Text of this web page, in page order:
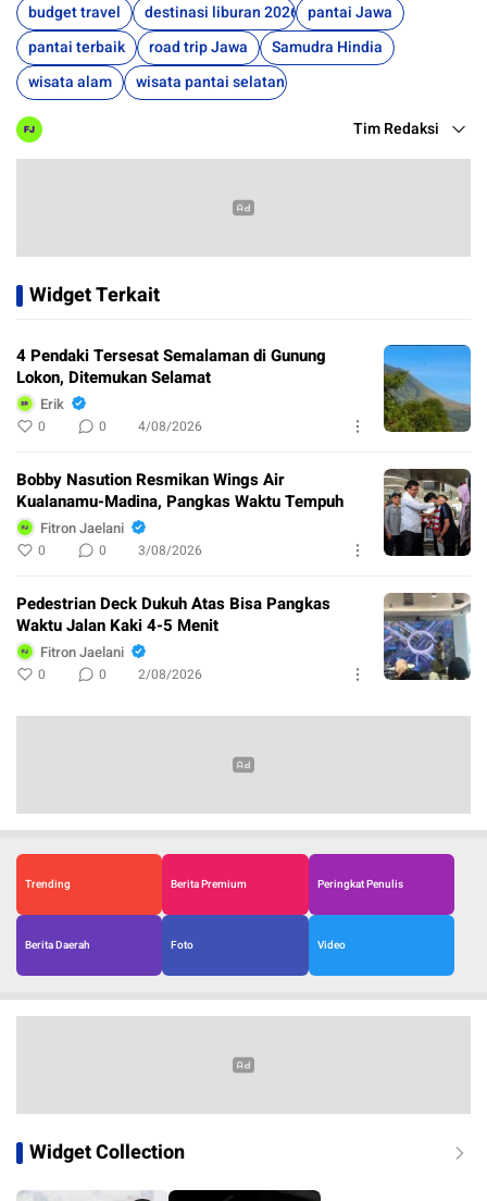
budget travel destinasi liburan 2026 pantai Jawa
pantai terbaik
road trip Jawa
Samudra Hindia
wisata alam
wisata pantai selatan
Tim Redaksi
Widget Terkait
4 Pendaki Tersesat Semalaman di Gunung
Lokon, Ditemukan Selamat
Erik
0 0 4/08/2026
Bobby Nasution Resmikan Wings Air
Kualanamu-Madina, Pangkas Waktu Tempuh
Fitron Jaelani
0 0 3/08/2026
Pedestrian Deck Dukuh Atas Bisa Pangkas
Waktu Jalan Kaki 4-5 Menit
Fitron Jaelani
0 0 2/08/2026
Trending Berita Premium Peringkat Penulis
Berita Daerah Foto Video
Widget Collection